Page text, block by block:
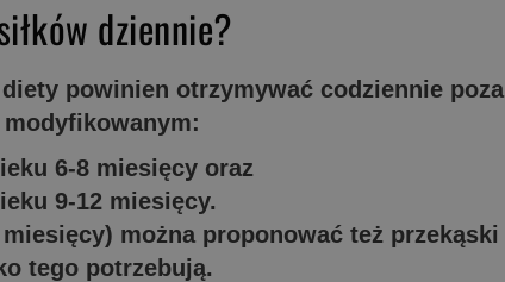
dziennie?
powinien otrzymywać codziennie poza
6-8 miesięcy oraz
9-12 miesięcy.
można proponować też przekąski
tego potrzebują.